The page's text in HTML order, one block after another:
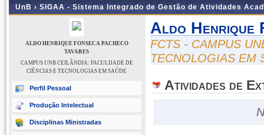
UnB › SIGAA - Sistema Integrado de Gestão de Atividades
ALDO HENRIQUE FONSECA PACHECO
TAVARES
CAMPUS UNB CEILÂNDIA: FACULDADE DE
CIÊNCIAS E TECNOLOGIAS EM SAÚDE
Perfil Pessoal
Produção Intelectual
Disciplinas Ministradas
Aldo Henrique
FCTS - CAMPUS
TECNOLOGIAS EM
Atividades de